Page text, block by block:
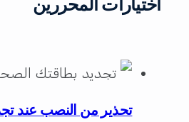
اختيارات المحررين
تحذير من النصب عند